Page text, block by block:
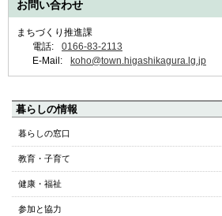
お問い合わせ
まちづくり推進課
電話:
0166-83-2113
E-Mail:
koho@town.higashikagura.lg.jp
ペ
ッ
暮らしの情報
暮らしの窓口
教育・子育て
健康・福祉
参加と協力